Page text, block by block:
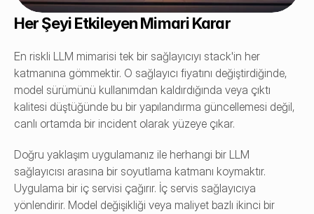
Her Şeyi Etkileyen Mimari Karar
En riskli LLM mimarisi tek bir sağlayıcıyı stack'in her
katmanına gömmektir. O sağlayıcı fiyatını değiştirdiğinde,
model sürümünü kullanımdan kaldırdığında veya çıktı
kalitesi düştüğünde bu bir yapılandırma güncellemesi değil,
canlı ortamda bir incident olarak yüzeye çıkar.
Doğru yaklaşım uygulamanız ile herhangi bir LLM
sağlayıcısı arasına bir soyutlama katmanı koymaktır.
Uygulama bir iç servisi çağırır. İç servis sağlayıcıya
yönlendirir. Model değişikliği veya maliyet bazlı ikinci bir